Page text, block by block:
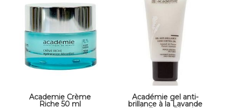
Academie Crème
Riche 50 ml
Académie gel anti-
brillance à la Lavande